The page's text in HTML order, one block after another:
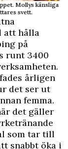
Mollys känsliga
svett.
att hålla
på
runt 3400
årligen
det ser ut
femma.
det gäller
som tar till
snabbt öka i